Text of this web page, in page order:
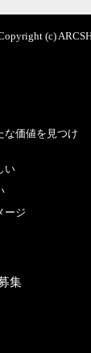
(c)
な価値を見つけ
い
ージ
集